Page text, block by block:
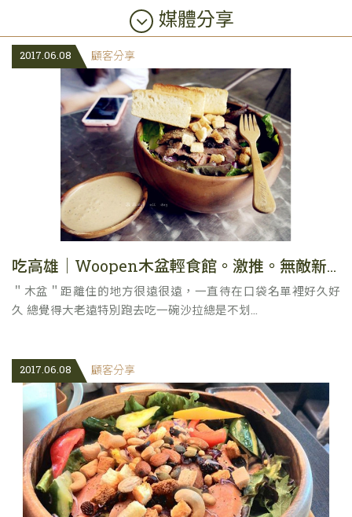
媒體分享
2017.06.08 顧客分享
吃高雄｜Woopen木盆輕食館。激推。無敵新鮮沙拉。真的是好大一盆。
＂木盆＂距離住的地方很遠很遠，一直待在口袋名單裡好久好
久 總覺得大老遠特別跑去吃一碗沙拉總是不划...
2017.06.08 顧客分享